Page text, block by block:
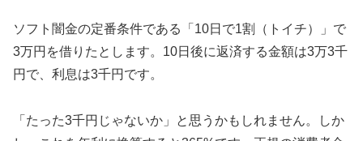
ソフト闇金の定番条件である「10日で1割（トイチ）」で
3万円を借りたとします。10日後に返済する金額は3万3千
円で、利息は3千円です。
「たった3千円じゃないか」と思うかもしれません。しか